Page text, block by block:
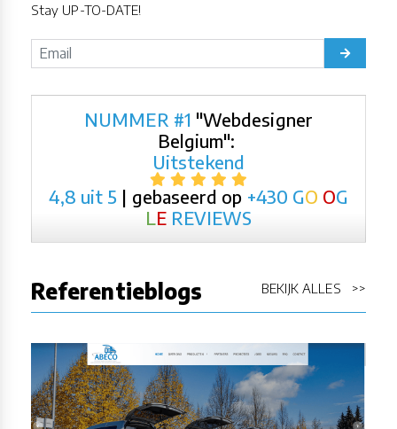
Stay UP-TO-DATE!
NUMMER #1 "Webdesigner
Belgium":
Uitstekend
4,8 uit 5 | gebaseerd op +430 GO OG
LE REVIEWS
Referentieblogs BEKIJK ALLES >>